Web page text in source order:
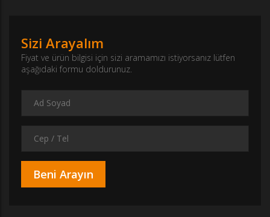
Sizi Arayalım
Fiyat ve ürün bilgisi için sizi aramamızı istiyorsanız lütfen
aşağıdaki formu doldurunuz.